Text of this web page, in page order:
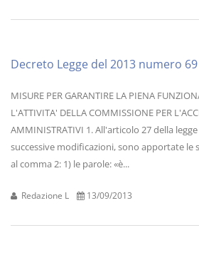
Decreto Legge del 2013 numero
MISURE PER GARANTIRE LA PIENA
L'ATTIVITA' DELLA COMMISSIONE PER
AMMINISTRATIVI 1. All'articolo 27 della
successive modificazioni, sono apportate le
al comma 2: 1) le parole: «è...
Redazione L 13/09/2013